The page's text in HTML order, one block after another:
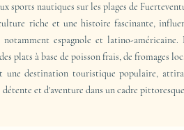
sports nautiques sur les plages de
riche et une histoire fascinante,
notamment espagnole et latino-américaine.
plats à base de poisson frais, de fromages
une destination touristique populaire,
et d'aventure dans un cadre